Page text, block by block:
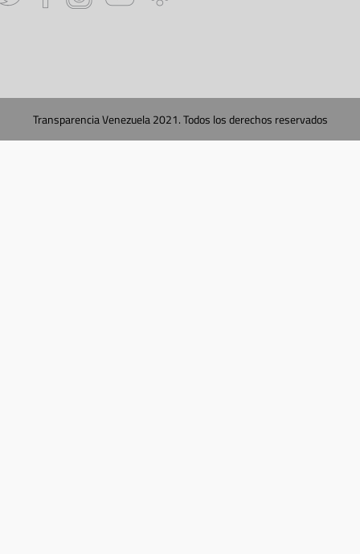
Transparencia Venezuela 2021. Todos los derechos reservados